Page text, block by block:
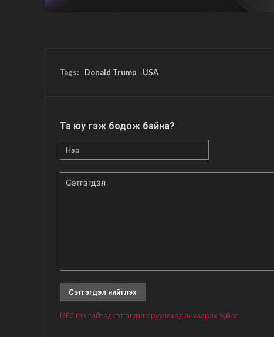
Tags: Donald Trump USA
Та юу гэж бодож байна?
MFC.mn сайтад сэтгэгдэл оруулахад анхаарах зүйлс